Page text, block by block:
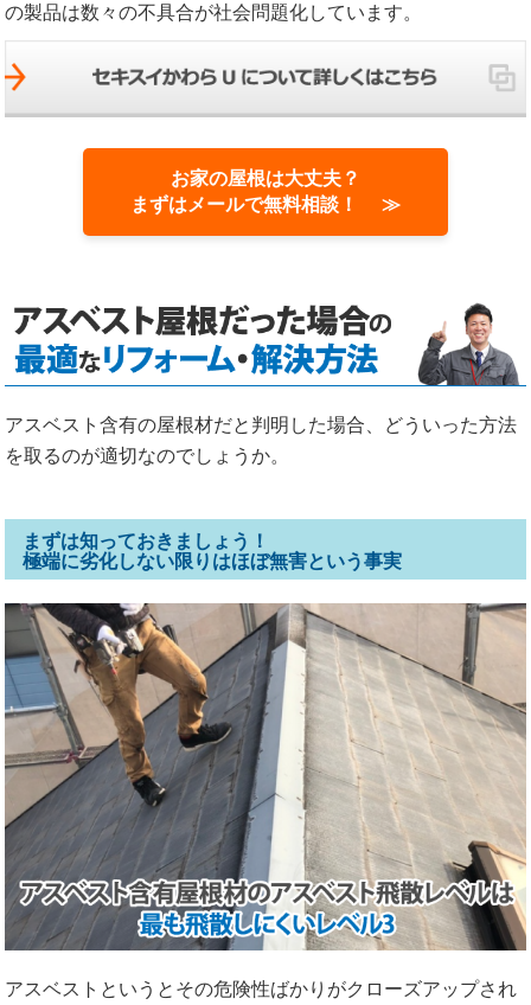
の製品は数々の不具合が社会問題化しています。
お家の屋根は大丈夫？
まずはメールで無料相談！ ≫
アスベスト含有の屋根材だと判明した場合、どういった方法
を取るのが適切なのでしょうか。
まずは知っておきましょう！
極端に劣化しない限りはほぼ無害という事実
アスベストというとその危険性ばかりがクローズアップされ